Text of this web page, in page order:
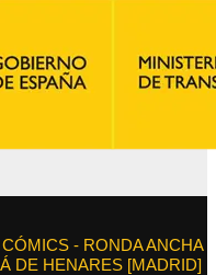
- RONDA ANCHA
DE HENARES [MADRID]